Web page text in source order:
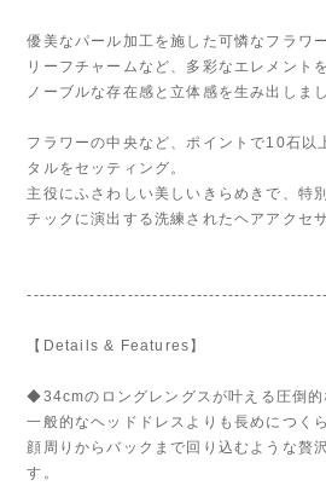
優美なパール加工を施した可憐なフラワ
リーフチャームなど、多彩なエレメント
ノーブルな存在感と立体感を生み出しまし
フラワーの中央など、ポイントで10石以
タルをセッティング。
主役にふさわしい美しいきらめきで、特
チックに演出する洗練されたヘアアクセ
【Details & Features】
◆34cmのロングレングスが叶える圧倒的
一般的なヘッドドレスよりも長めにつく
顔周りからバックまで回り込むような贅
す。